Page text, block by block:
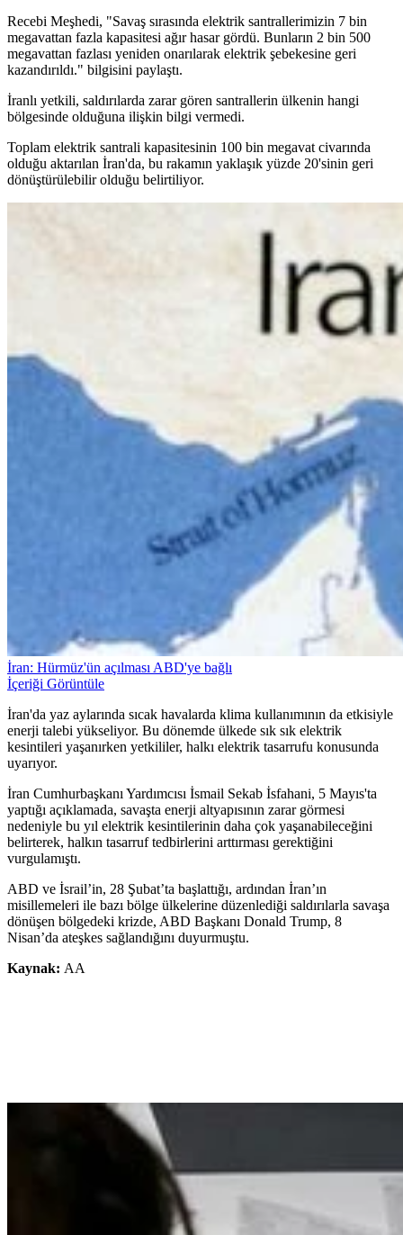
Recebi Meşhedi, "Savaş sırasında elektrik santrallerimizin 7 bin
megavattan fazla kapasitesi ağır hasar gördü. Bunların 2 bin 500
megavattan fazlası yeniden onarılarak elektrik şebekesine geri
kazandırıldı." bilgisini paylaştı.
İranlı yetkili, saldırılarda zarar gören santrallerin ülkenin hangi
bölgesinde olduğuna ilişkin bilgi vermedi.
Toplam elektrik santrali kapasitesinin 100 bin megavat civarında
olduğu aktarılan İran'da, bu rakamın yaklaşık yüzde 20'sinin geri
dönüştürülebilir olduğu belirtiliyor.
İran: Hürmüz'ün açılması ABD'ye bağlı
İçeriği Görüntüle
İran'da yaz aylarında sıcak havalarda klima kullanımının da etkisiyle
enerji talebi yükseliyor. Bu dönemde ülkede sık sık elektrik
kesintileri yaşanırken yetkililer, halkı elektrik tasarrufu konusunda
uyarıyor.
İran Cumhurbaşkanı Yardımcısı İsmail Sekab İsfahani, 5 Mayıs'ta
yaptığı açıklamada, savaşta enerji altyapısının zarar görmesi
nedeniyle bu yıl elektrik kesintilerinin daha çok yaşanabileceğini
belirterek, halkın tasarruf tedbirlerini arttırması gerektiğini
vurgulamıştı.
ABD ve İsrail’in, 28 Şubat’ta başlattığı, ardından İran’ın
misillemeleri ile bazı bölge ülkelerine düzenlediği saldırılarla savaşa
dönüşen bölgedeki krizde, ABD Başkanı Donald Trump, 8
Nisan’da ateşkes sağlandığını duyurmuştu.
Kaynak: AA